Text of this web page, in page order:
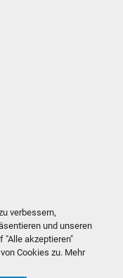
verbessern,
und unseren
"Alle akzeptieren"
Cookies zu. Mehr